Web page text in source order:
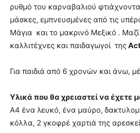
ρυθμό του καρναβαλιού
μάσκες, εμπνευσμένες από τις
Μάγια και το μακρινό Μεξικό . Μαζί
καλλιτέχνες και παιδαγωγοί της
Για παιδιά από 6 χρονών και άνω,
Υλικά που θα χρειαστεί να έχετε
Α4 ένα λευκό, ένα μαύρο,
κόλλα, 2 γκοφρέ χαρτιά της